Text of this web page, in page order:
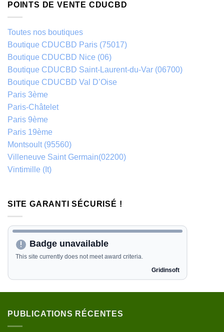
POINTS DE VENTE CDUCBD
Toutes nos boutiques
Boutique CDUCBD Paris (75017)
Boutique CDUCBD Nice (06)
Boutique CDUCBD Saint-Laurent-du-Var (06700)
Boutique CDUCBD Val D’Oise
Paris 3ème
Paris-Châtelet
Paris 9ème
Paris 19ème
Montsoult (95560)
Villeneuve Saint Germain(02200)
Vintimille (It)
SITE GARANTI SÉCURISÉ !
PUBLICATIONS RÉCENTES